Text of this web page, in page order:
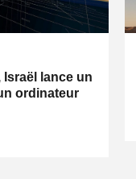
Israël lance un
ordinateur